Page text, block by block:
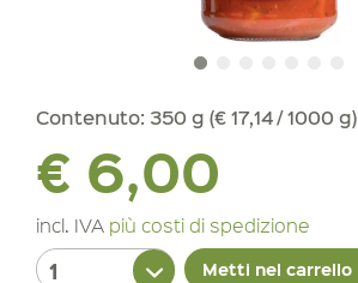
Contenuto: 350 g (€ 17,14 / 1000 g)
€ 6,00
incl. IVA più costi di spedizione
Metti nel carrello